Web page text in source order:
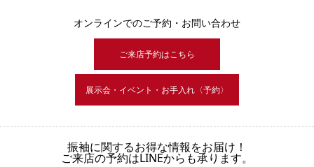
オンラインでのご予約・お問い合わせ
ご来店予約はこちら
展示会・イベント・お手入れ〈予約〉
振袖に関するお得な情報をお届け！
ご来店の予約はLINEからも承ります。